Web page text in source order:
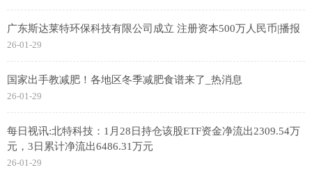
广东斯达莱特环保科技有限公司成立 注册资本500万人民币|播报
26-01-29
国家出手教减肥！各地区冬季减肥食谱来了_热消息
26-01-29
每日视讯:北特科技：1月28日持仓该股ETF资金净流出2309.54万
元，3日累计净流出6486.31万元
26-01-29